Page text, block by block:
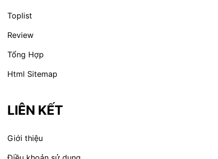
Toplist
Review
Tổng Hợp
Html Sitemap
LIÊN KẾT
Giới thiệu